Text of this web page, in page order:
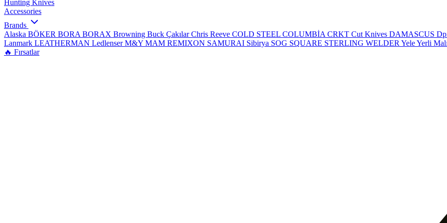
Hunting Knives
Accessories
Brands
Alaska BÖKER BORA BORAX Browning Buck ÇakılarChris Reeve COLD STEEL COLUMBİA CRKT Cut Knives DAMASCUS
Lanmark LEATHERMAN LedlenserM&Y MAM REMIXON SAMURAI Sibirya SOG SQUARE STERLING WELDER YeleYerli
🔥 Fırsatlar